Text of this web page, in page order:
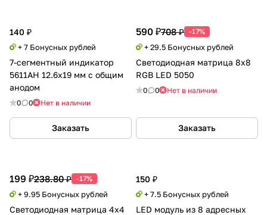
140 ₽
+ 7 Бонусных рублей
7-сегментный индикатор
5611AH 12.6x19 мм с общим
анодом
0 0 Нет в наличии
Заказать
590 ₽708 ₽ -17%
+ 29.5 Бонусных рублей
Светодиодная матрица 8х8
RGB LED 5050
0 0 Нет в наличии
Заказать
199 ₽238.80 ₽ -17%
+ 9.95 Бонусных рублей
Светодиодная матрица 4х4
150 ₽
+ 7.5 Бонусных рублей
LED модуль из 8 адресных